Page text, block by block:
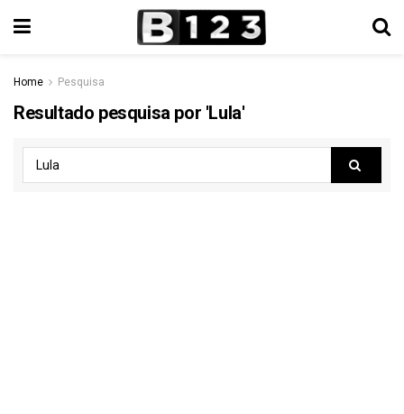
Home Pesquisa
Resultado pesquisa por 'Lula'